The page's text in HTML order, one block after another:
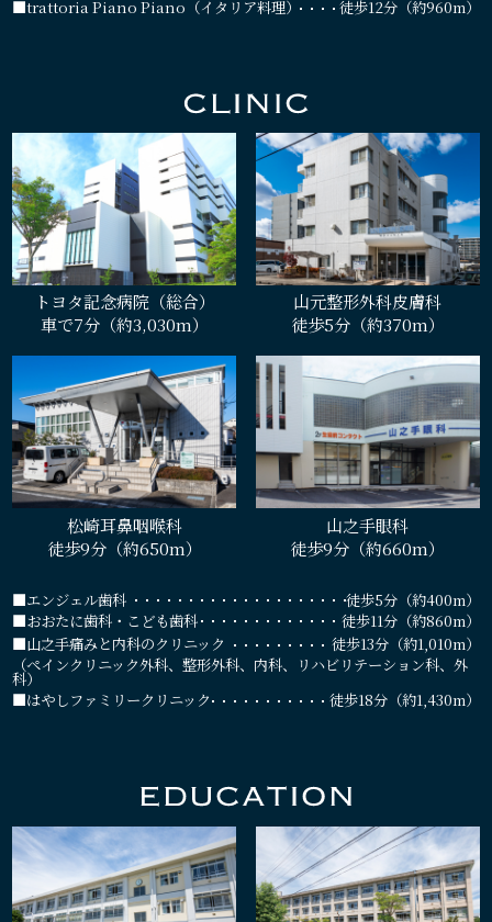
■trattoria Piano Piano（イタリア料理） 徒歩12分（約960m）
トヨタ記念病院（総合）
車で7分（約3,030m）
山元整形外科皮膚科
徒歩5分（約370m）
松崎耳鼻咽喉科
徒歩9分（約650m）
山之手眼科
徒歩9分（約660m）
■エンジェル歯科
徒歩5分（約400m）
■おおたに歯科・こども歯科
徒歩11分（約860m）
■山之手痛みと内科のクリニック
徒歩13分（約1,010m）
（ペインクリニック外科、整形外科、内科、リハビリテーション科、外
科）
■はやしファミリークリニック
徒歩18分（約1,430m）